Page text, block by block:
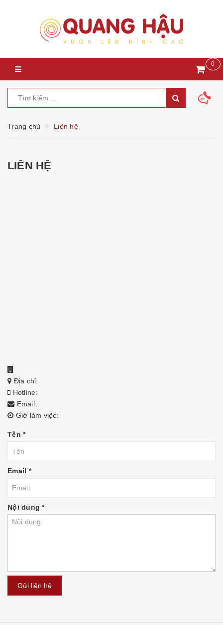
0
Trang chủ Liên hệ
LIÊN HỆ
Địa chỉ:
Hotline:
Email:
Giờ làm việc:
Tên *
Email *
Nội dung*
Gửi liên hệ